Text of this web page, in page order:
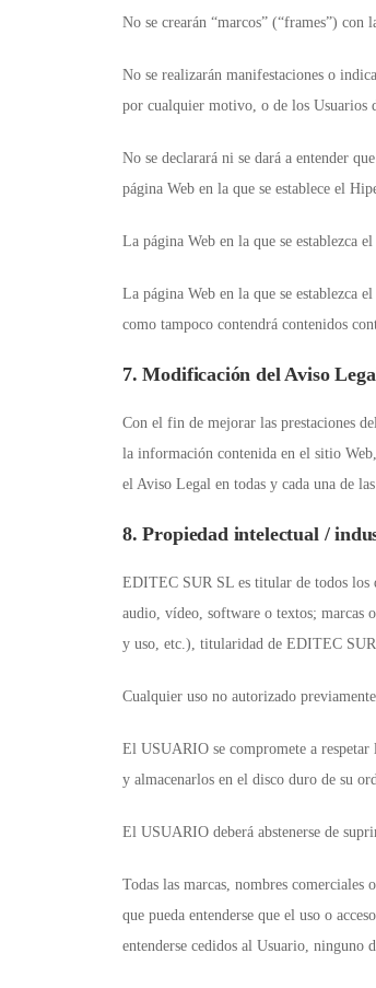
No se crearán “marcos” (“frames”)
No se realizarán manifestaciones o
por cualquier motivo, o de los Usuarios
No se declarará ni se dará a entender
página Web en la que se establece el
La página Web en la que se establezca
La página Web en la que se establezca
como tampoco contendrá contenidos
7. Modificación del Aviso
Con el fin de mejorar las prestaciones
la información contenida en el sitio
el Aviso Legal en todas y cada una de
8. Propiedad intelectual /
EDITEC SUR SL es titular de todos los
audio, vídeo, software o textos; marcas
y uso, etc.), titularidad de EDITEC SUR
Cualquier uso no autorizado
El USUARIO se compromete a
y almacenarlos en el disco duro de su
El USUARIO deberá abstenerse de
Todas las marcas, nombres
que pueda entenderse que el uso o
entenderse cedidos al Usuario, ninguno